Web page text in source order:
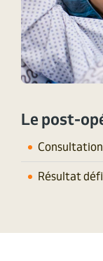
Le post-
Résultat